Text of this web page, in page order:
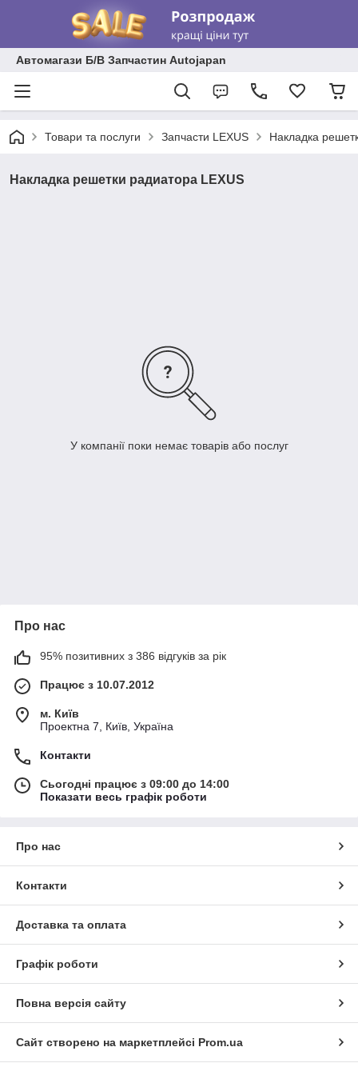
Автомагази Б/В Запчастин Autojapan
Товари та послуги Запчасти LEXUS Накладка
Накладка решетки радиатора LEXUS
У компанії поки немає товарів або послуг
Про нас
95% позитивних з 386 відгуків за рік
Працює з 10.07.2012
м. Київ
Проектна 7, Київ, Україна
Контакти
Сьогодні працює з 09:00 до 14:00
Показати весь графік роботи
Про нас
Контакти
Доставка та оплата
Графік роботи
Повна версія сайту
Сайт створено на маркетплейсі Prom.ua